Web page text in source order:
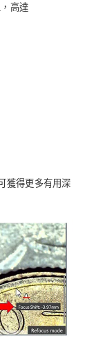
高達
獲得更多有用深